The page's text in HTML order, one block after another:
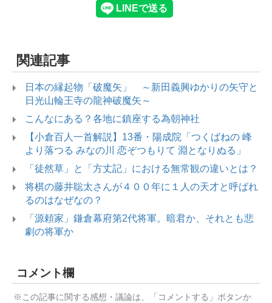
関連記事
日本の縁起物「破魔矢」 ～新田義興ゆかりの矢守と
日光山輪王寺の龍神破魔矢～
こんなにある？各地に鎮座する為朝神社
【小倉百人一首解説】13番・陽成院「つくばねの 峰
より落つる みなの川 恋ぞつもりて 淵となりぬる」
「徒然草」と「方丈記」における無常観の違いとは？
将棋の藤井聡太さんが４００年に１人の天才と呼ばれ
るのはなぜなの？
「源頼家」鎌倉幕府第2代将軍。暗君か、それとも悲
劇の将軍か
コメント欄
※この記事に関する感想・議論は、「コメントする」ボタンか